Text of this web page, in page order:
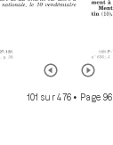
101 sur 476 • Page 96